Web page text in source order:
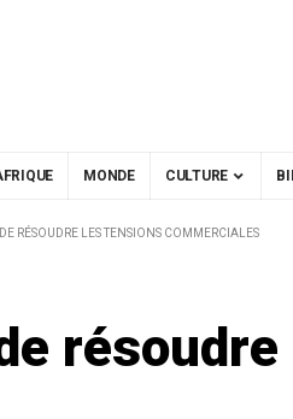
MONDE CULTURE
RÉSOUDRE LES TENSIONS COMMERCIALES